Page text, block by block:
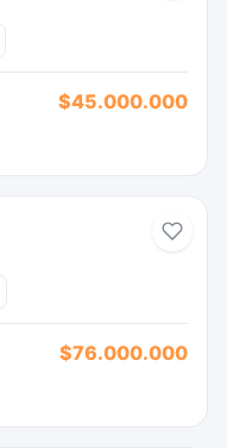
$45.000.000
$76.000.000